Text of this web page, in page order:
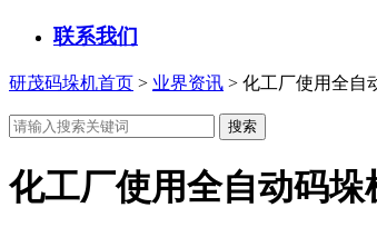
联系我们
研茂码垛机首页 > 业界资讯 > 化工厂使用全自
化工厂使用全自动码垛